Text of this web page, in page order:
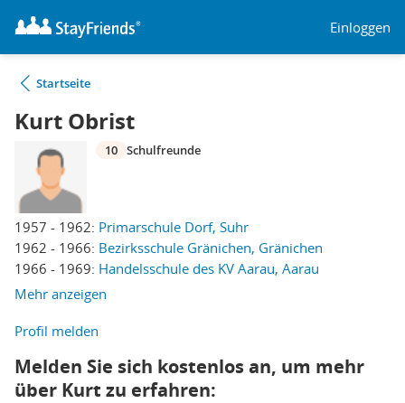
Einloggen
Startseite
Kurt Obrist
1957 - 1962: Primarschule Dorf, Suhr
1962 - 1966: Bezirksschule Gränichen, Gränichen
1966 - 1969: Handelsschule des KV Aarau, Aarau
Mehr anzeigen
10 Schulfreunde
Profil melden
Melden Sie sich kostenlos an, um mehr
über Kurt zu erfahren: